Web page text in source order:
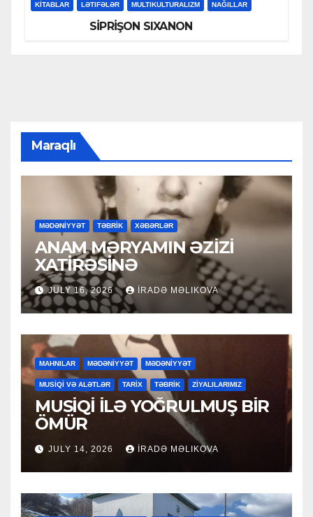
KİTABLAR LƏTIFƏLƏR MULTIKULTURALIZM NAĞILLAR
SİPRİŞON SIXANON
Maraqlı
MƏDƏNİYYƏT TƏBRİK XƏBƏRLƏR
ANAM MƏRYAMIN ƏZİZİ
XATİRƏSİNƏ
JULY 16, 2026 İRADƏ MƏLIKOVA
MAHNILAR MƏDƏNİYYƏT MƏDƏNİYYƏT
MUSİQİ VƏ ALƏTLƏR TARİX TƏBRİK ZİYALILARIMIZ
MUSİQİ İLƏ YOĞRULMUŞ BİR
ÖMÜR
JULY 14, 2026 İRADƏ MƏLIKOVA